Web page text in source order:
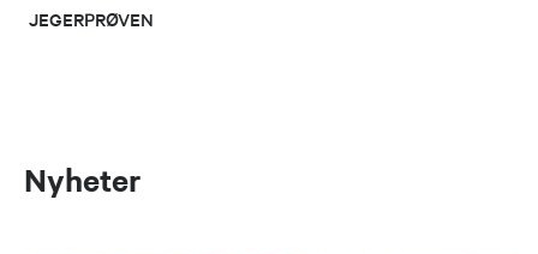
JEGERPRØVEN
Nyheter